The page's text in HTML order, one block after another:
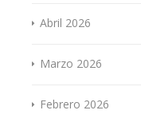
Abril 2026
Marzo 2026
Febrero 2026